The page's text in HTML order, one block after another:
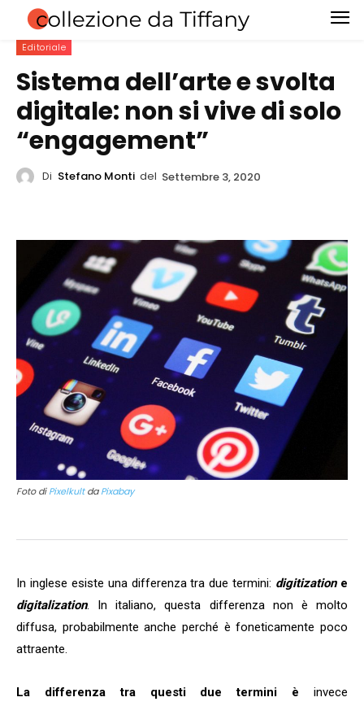
Editoriale
Sistema dell’arte e svolta
digitale: non si vive di solo
“engagement”
Di Stefano Monti del Settembre 3, 2020
Foto diPixelkultdaPixabay
In inglese esiste una differenza tra due termini: digitizatione
digitalization. In italiano, questa differenza non è molto
diffusa, probabilmente anche perché è foneticamente poco
attraente.
La differenza tra questi due termini è invece